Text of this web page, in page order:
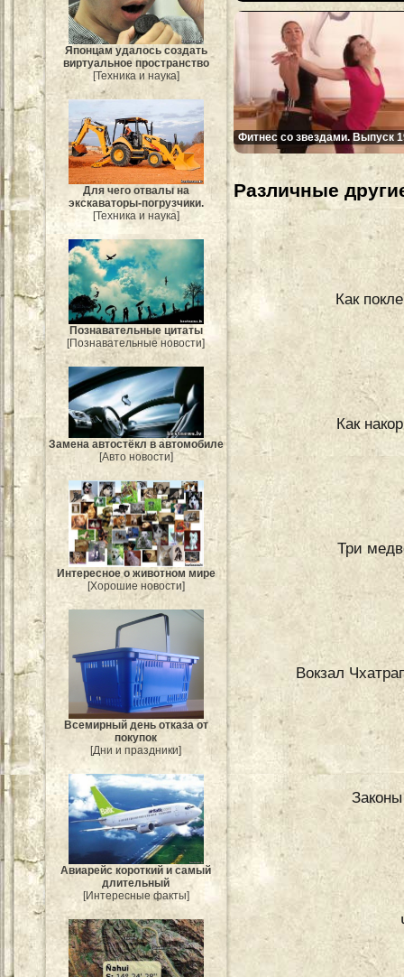
Японцам удалось создать
виртуальное пространство
[Техника и наука]
Для чего отвалы на
экскаваторы-погрузчики.
[Техника и наука]
Познавательные цитаты
[Познавательные новости]
Замена автостёкл в автомобиле
[Авто новости]
Интересное о животном мире
[Хорошие новости]
Всемирный день отказа от
покупок
[Дни и праздники]
Авиарейс короткий и самый
длительный
[Интересные факты]
Фитнес со звездами. Выпуск
Различные
Как
Как
Три
Вокзал